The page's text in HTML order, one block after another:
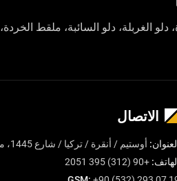
الغربلة، دلو السائبة، ملقط
الاتصال
أوستيم / أنقرة / تركيا / شارع 1445، منطقة صناعية إيفيديك
+90 (312) 395 2051